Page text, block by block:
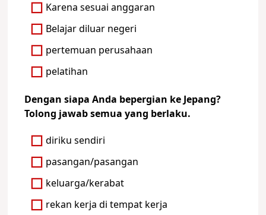
Karena sesuai anggaran
Belajar diluar negeri
pertemuan perusahaan
pelatihan
Dengan siapa Anda bepergian ke Jepang?
Tolong jawab semua yang berlaku.
diriku sendiri
pasangan/pasangan
keluarga/kerabat
rekan kerja di tempat kerja